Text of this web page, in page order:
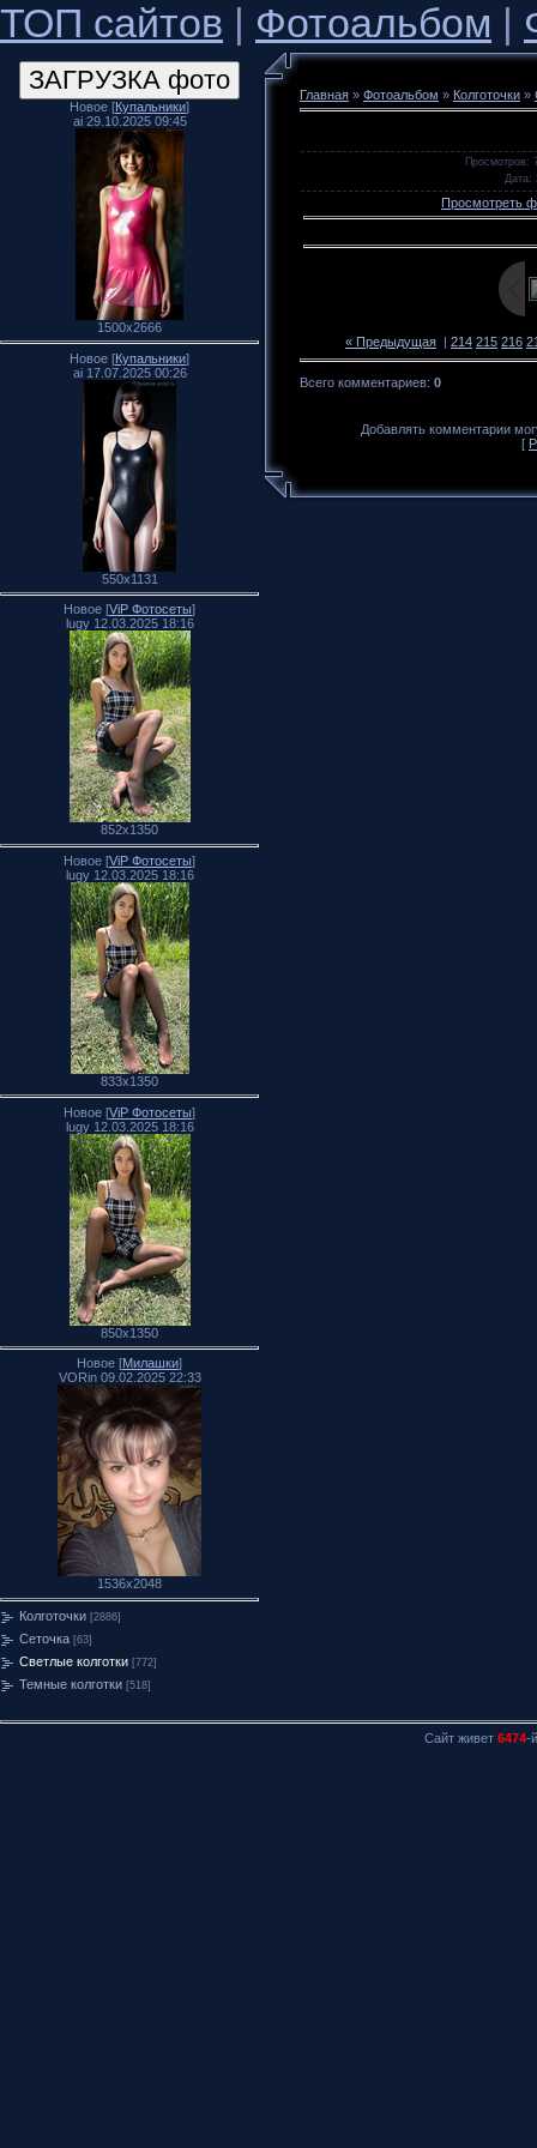
ТОП сайтов | Фотоальбом |
Новое [Купальники]
ai 29.10.2025 09:45
1500x2666
Новое [Купальники]
ai 17.07.2025 00:26
550x1131
Новое [ViP Фотосеты]
lugy 12.03.2025 18:16
852x1350
Новое [ViP Фотосеты]
lugy 12.03.2025 18:16
833x1350
Новое [ViP Фотосеты]
lugy 12.03.2025 18:16
850x1350
Новое [Милашки]
VORin 09.02.2025 22:33
1536x2048
Колготочки [2886]
Сеточка [63]
Светлые колготки [772]
Темные колготки [518]
Главная » Фотоальбом » Колготочки »
Просмотров:
Дата:
Просмотреть
« Предыдущая | 214 215 216
Всего комментариев: 0
Добавлять комментарии
[
Сайт живет 6474-